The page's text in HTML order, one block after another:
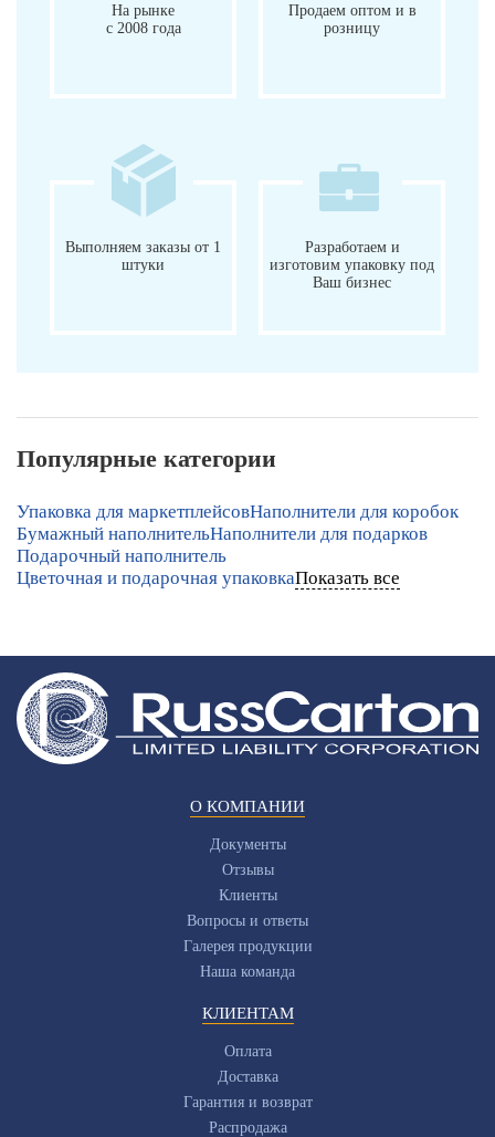
На рынке
с 2008 года
Продаем оптом и в
розницу
Выполняем заказы от 1
штуки
Разработаем и
изготовим упаковку под
Ваш бизнес
Популярные категории
Упаковка для маркетплейсовНаполнители для коробок
Бумажный наполнительНаполнители для подарков
Подарочный наполнитель
Цветочная и подарочная упаковкаПоказать все
О КОМПАНИИ
Документы
Отзывы
Клиенты
Вопросы и ответы
Галерея продукции
Наша команда
КЛИЕНТАМ
Оплата
Доставка
Гарантия и возврат
Распродажа